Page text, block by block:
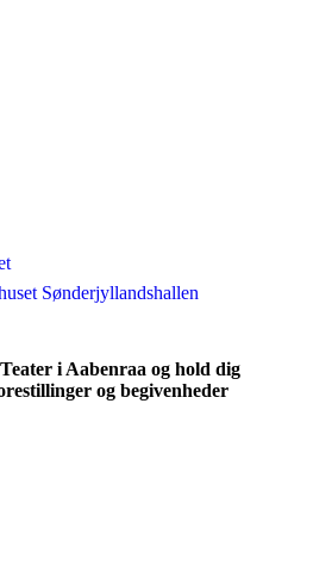
Sønderjyllandshallen
i Aabenraa og hold dig
og begivenheder